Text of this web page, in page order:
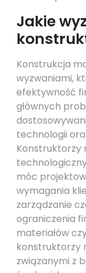
Jakie
Konstrukcja
wyzwaniami,
efektywność
głównych
technologii
Konstruktorzy
móc
wymagania
zarządzanie
ograniczenia
materiałów
konstruktorzy
związanymi z